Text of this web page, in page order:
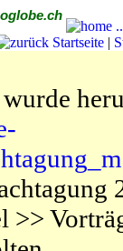
Startseite|
>>